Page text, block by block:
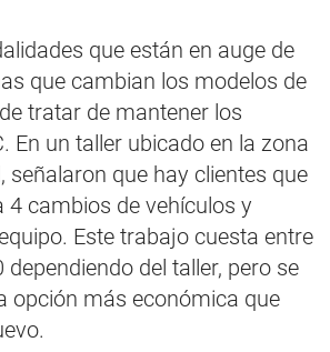
que están en auge de
que cambian los modelos de
tratar de mantener los
En un taller ubicado en la zona
señalaron que hay clientes que
4 cambios de vehículos y
Este trabajo cuesta entre
del taller, pero se
opción más económica que